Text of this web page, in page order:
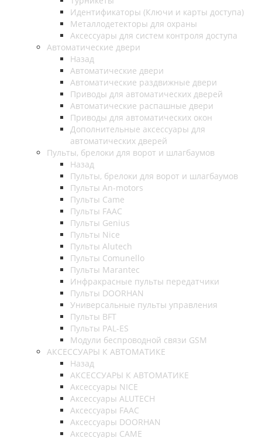
Идентификаторы (Ключи и карты доступа)
Металлодетекторы для охраны
Аксессуары для систем контроля доступа
Автоматические двери
Назад
Автоматические двери
Автоматические раздвижные двери
Приводы для автоматических дверей
Автоматические распашные двери
Приводы для автоматических окон
Дополнительные аксессуары для
автоматических дверей
Пульты, брелоки для ворот и шлагбаумов
Назад
Пульты, брелоки для ворот и шлагбаумов
Пульты An-motors
Пульты Came
Пульты FAAC
Пульты Genius
Пульты Nice
Пульты Alutech
Пульты Сomunello
Пульты Marantec
Инфракрасные пульты передатчики
Пульты DOORHAN
Универсальные пульты управления
Пульты BFT
Пульты PAL-ES
Модули беспроводной связи GSM
АКСЕССУАРЫ К АВТОМАТИКЕ
Назад
АКСЕССУАРЫ К АВТОМАТИКЕ
Аксессуары NICE
Аксессуары ALUTECH
Аксессуары FAAC
Аксессуары DOORHAN
Аксессуары CAME